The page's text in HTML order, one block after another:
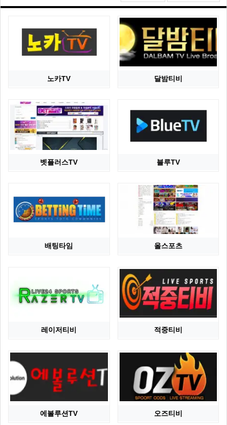
노카TV 달밤티비
벳플러스TV 블루TV
배팅타임 올스포츠
레이저티비 적중티비
에볼루션TV 오즈티비